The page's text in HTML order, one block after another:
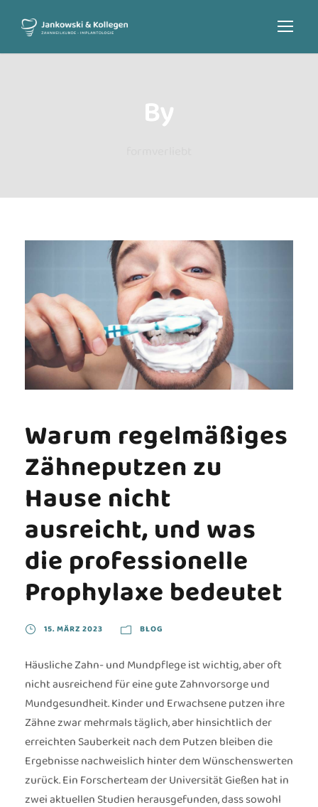
By
Warum regelmäßiges
Zähneputzen zu
Hause nicht
ausreicht, und was
die professionelle
Prophylaxe bedeutet
15. MÄRZ 2023 BLOG
Häusliche Zahn- und Mundpflege ist wichtig, aber oft
nicht ausreichend für eine gute Zahnvorsorge und
Mundgesundheit. Kinder und Erwachsene putzen ihre
Zähne zwar mehrmals täglich, aber hinsichtlich der
erreichten Sauberkeit nach dem Putzen bleiben die
Ergebnisse nachweislich hinter dem Wünschenswerten
zurück. Ein Forscherteam der Universität Gießen hat in
zwei aktuellen Studien herausgefunden, dass sowohl